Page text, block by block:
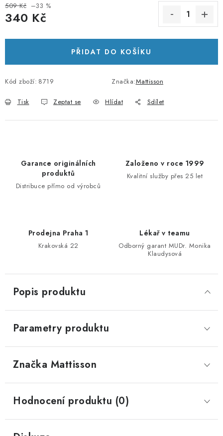
509 Kč –33 %
340 Kč
PŘIDAT DO KOŠÍKU
Kód zboží: 8719 Značka:Mattisson
Tisk Zeptat se Hlídat Sdílet
Garance originálních
produktů
Distribuce přímo od výrobců
Založeno v roce 1999
Kvalitní služby přes 25 let
Prodejna Praha 1
Krakovská 22
Lékař v teamu
Odborný garant MUDr. Monika
Klaudysová
Popis produktu
Parametry produktu
Značka Mattisson
Hodnocení produktu (0)